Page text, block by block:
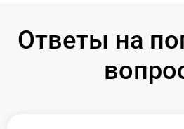
Ответы на